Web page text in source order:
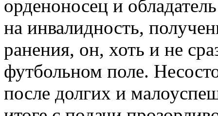
орденоносец и
на инвалидность,
ранения, он, хоть и не
футбольном поле.
после долгих и